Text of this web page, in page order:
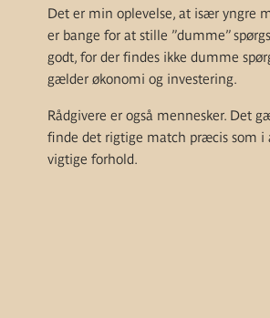
Det er min oplevelse, at især yngre
er bange for at stille ”dumme”
godt, for der findes ikke dumme
gælder økonomi og investering.
Rådgivere er også mennesker. Det
finde det rigtige match præcis som i
vigtige forhold.